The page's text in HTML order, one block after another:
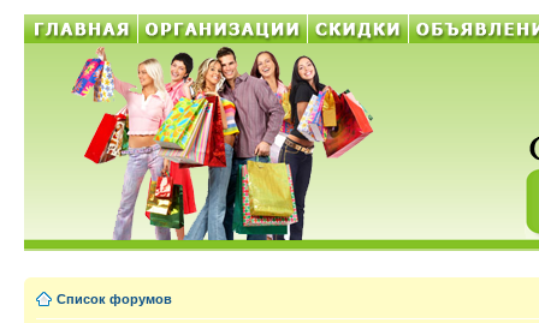
Список форумов